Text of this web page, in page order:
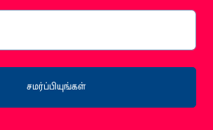
சமர்ப்பியுங்கள்